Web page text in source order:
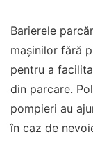
Barierele
mașinilor fără
pentru a
din parcare.
pompieri au
în caz de